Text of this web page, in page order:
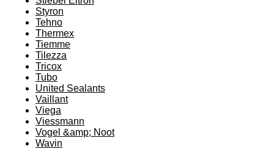
Styron
Tehno
Thermex
Tiemme
Tilezza
Tricox
Tubo
United Sealants
Vaillant
Viega
Viessmann
Vogel &amp; Noot
Wavin